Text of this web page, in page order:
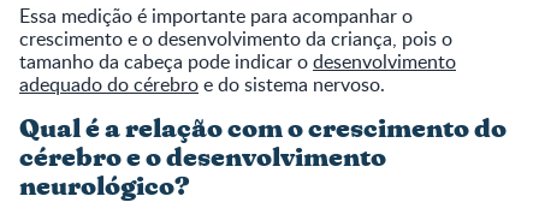
Essa medição é importante para acompanhar o
crescimento e o desenvolvimento da criança, pois o
tamanho da cabeça pode indicar odesenvolvimento
adequado do cérebroe do sistema nervoso.
Qual é a relação com o crescimento do
cérebro e o desenvolvimento
neurológico?